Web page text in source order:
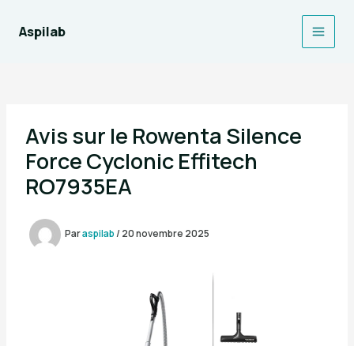
contenu
Aspilab
Main
Avis sur le Rowenta Silence
Force Cyclonic Effitech
RO7935EA
Paraspilab/ 20 novembre 2025